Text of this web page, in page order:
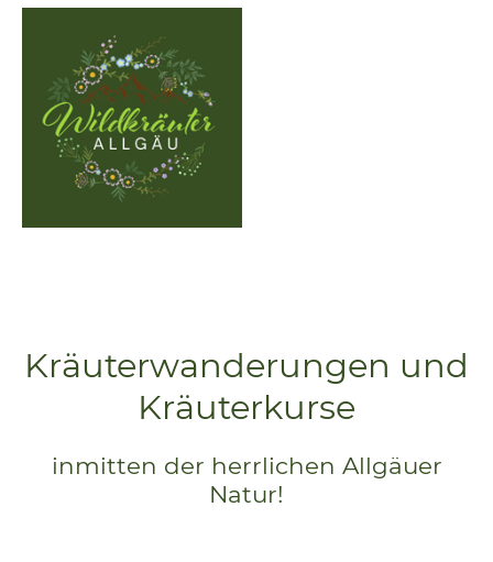
Kräuterwanderungen und
Kräuterkurse
inmitten der herrlichen Allgäuer
Natur!